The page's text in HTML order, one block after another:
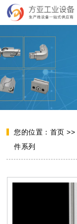
您的位置： 首页 >>
件系列